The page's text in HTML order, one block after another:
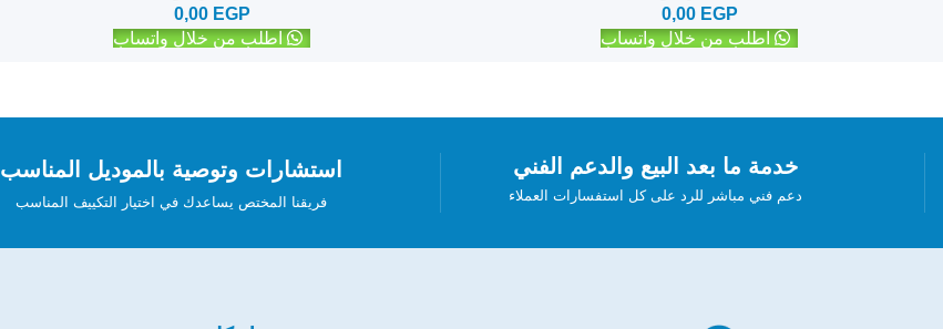
0,00 EGP
اطلب من خلال واتساب
0,00 EGP
اطلب من خلال واتساب
خدمة ما بعد البيع والدعم الفني
دعم فني مباشر للرد على كل استفسارات العملاء
استشارات وتوصية بالموديل المناسب
فريقنا المختص يساعدك في اختيار التكييف المناسب